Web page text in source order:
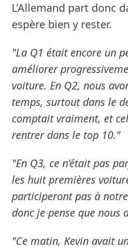
L’Allemand part donc
espère bien y rester.
"La Q1 était encore un
améliorer
voiture. En Q2, nous
temps, surtout dans le
comptait vraiment, et
rentrer dans le top 10."
"En Q3, ce n’était pas
les huit premières
participeront pas à
donc je pense que
"Ce matin, Kevin avait